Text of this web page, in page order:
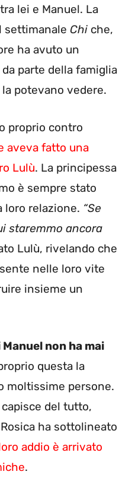
lei e Manuel. La
settimanale Chi che,
ha avuto un
da parte della famiglia
potevano vedere.
proprio contro
aveva fatto una
Lulù. La principessa
è sempre stato
loro relazione. “Se
staremmo ancora
Lulù, rivelando che
nelle loro vite
insieme un
non ha mai
questa la
moltissime persone.
del tutto,
ha sottolineato
addio è arrivato
.